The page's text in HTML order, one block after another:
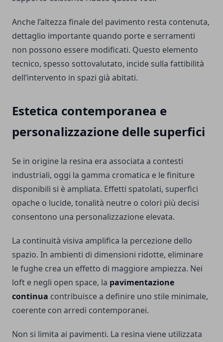
Anche l’altezza finale del pavimento resta contenuta,
dettaglio importante quando porte e serramenti
non possono essere modificati. Questo elemento
tecnico, spesso sottovalutato, incide sulla fattibilità
dell’intervento in spazi già abitati.
Estetica contemporanea e
personalizzazione delle superfici
Se in origine la resina era associata a contesti
industriali, oggi la gamma cromatica e le finiture
disponibili si è ampliata. Effetti spatolati, superfici
opache o lucide, tonalità neutre o colori più decisi
consentono una personalizzazione elevata.
La continuità visiva amplifica la percezione dello
spazio. In ambienti di dimensioni ridotte, eliminare
le fughe crea un effetto di maggiore ampiezza. Nei
loft e negli open space, la pavimentazione
continua contribuisce a definire uno stile minimale,
coerente con arredi contemporanei.
Non si limita ai pavimenti. La resina viene utilizzata